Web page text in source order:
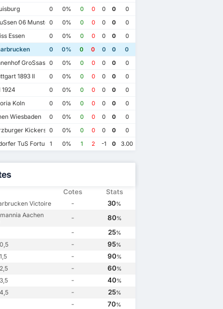
0 0% 0 0 0 0
0
06 Munster0 0% 0 0 0 0
0
Essen 0 0% 0 0 0 0
0
0 0% 0 0 0 0
0
GroSsaspach
0 0% 0 0 0 0
0
1893 II 0 0% 0 0 0 0
0
1924 0 0% 0 0 0 0
0
Koln 0 0% 0 0 0 0
0
Wiesbaden 0 0% 0 0 0 0
0
Kickers 0 0% 0 0 0 0
0
TuS Fortuna 1895
1 0% 1 2 -1 0 3.00
Cotes Stats
Victoire - 30%
Aachen
- 80%
- 25%
- 95%
- 90%
- 60%
- 40%
- 25%
- 70%